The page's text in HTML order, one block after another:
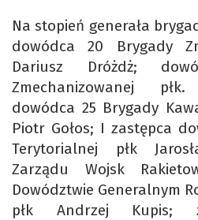
Na stopień generała
dowódca 20 Brygady
Dariusz Dróżdż;
Zmechanizowanej
dowódca 25 Brygady
Piotr Gołos; I zastępca
Terytorialnej płk
Zarządu Wojsk
Dowództwie Generalnym
płk Andrzej Kupis;